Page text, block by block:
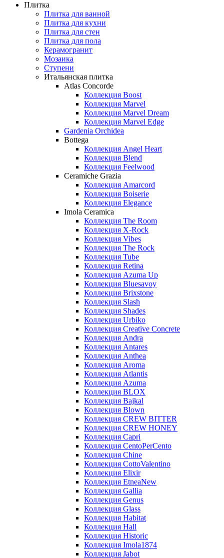
Плитка
Плитка для ванной
Плитка для кухни
Плитка для стен
Плитка для пола
Керамогранит
Мозаика
Ступени
Итальянская плитка
Atlas Concorde
Коллекция Boost
Коллекция Marvel
Коллекция Marvel Dream
Коллекция Marvel Edge
Gardenia Orchidea
Bottega
Коллекция Angel Heart
Коллекция Blend
Коллекция Feelwood
Ceramiche Grazia
Коллекция Amarcord
Коллекция Boiserie
Коллекция Elegance
Imola Ceramica
Коллекция The Room
Коллекция X-Rock
Коллекция Vibes
Коллекция The Rock
Коллекция Tube
Коллекция Retina
Коллекция Azuma Up
Коллекция Bluesavoy
Коллекция Brixstone
Коллекция Slash
Коллекция Shades
Коллекция Urbiko
Коллекция Creative Concrete
Коллекция Andra
Коллекция Antares
Коллекция Anthea
Коллекция Aroma
Коллекция Atlantis
Коллекция Azuma
Коллекция BLOX
Коллекция Bajkal
Коллекция Blown
Коллекция CREW BITTER
Коллекция CREW HONEY
Коллекция Capri
Коллекция CentoPerCento
Коллекция Chine
Коллекция CottoValentino
Коллекция Elixir
Коллекция EtneaNew
Коллекция Gallia
Коллекция Genus
Коллекция Glass
Коллекция Habitat
Коллекция Hall
Коллекция Historic
Коллекция Imola1874
Коллекция Jabot